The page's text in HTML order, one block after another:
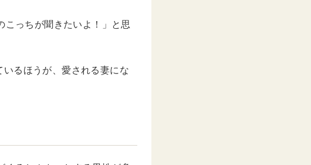
こっちが聞きたいよ！」と思
るほうが、愛される妻にな